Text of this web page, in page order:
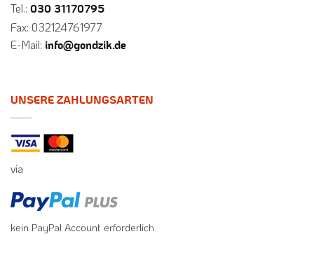
Tel.: 030 31170795
Fax: 032124761977
E-Mail: info@gondzik.de
UNSERE ZAHLUNGSARTEN
via
kein PayPal Account erforderlich